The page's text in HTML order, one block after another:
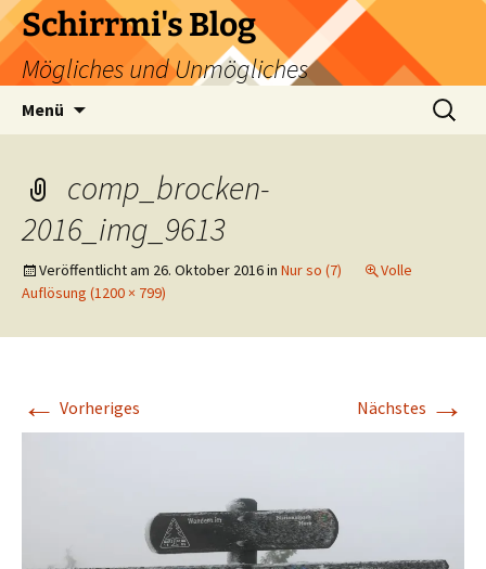
Zum
Inhalt
springen
Schirrmi's Blog
Mögliches und Unmögliches
Menü
Suchen
nach:
comp_brocken-
2016_img_9613
Veröffentlicht am 26. Oktober 2016in Nur so (7)
Volle
Auflösung (1200 × 799)
← Vorheriges Nächstes →